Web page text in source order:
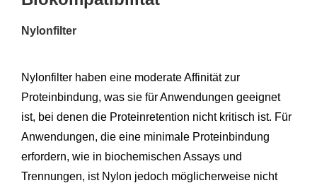
Nylonfilter
Nylonfilter haben eine moderate Affinität zur
Proteinbindung, was sie für Anwendungen geeignet
ist, bei denen die Proteinretention nicht kritisch ist. Für
Anwendungen, die eine minimale Proteinbindung
erfordern, wie in biochemischen Assays und
Trennungen, ist Nylon jedoch möglicherweise nicht